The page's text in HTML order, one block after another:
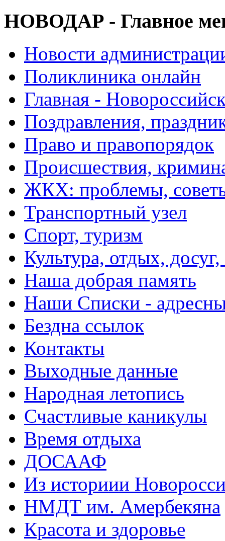
НОВОДАР - Главное
Новости
Поликлиника онлайн
Главная -
Поздравления,
Право и правопорядок
Происшествия,
ЖКХ: проблемы,
Транспортный узел
Спорт, туризм
Культура, отдых,
Наша добрая память
Наши Списки -
Бездна ссылок
Контакты
Выходные данные
Народная летопись
Счастливые каникулы
Время отдыха
ДОСААФ
Из историии
НМДТ им. Амербекяна
Красота и здоровье